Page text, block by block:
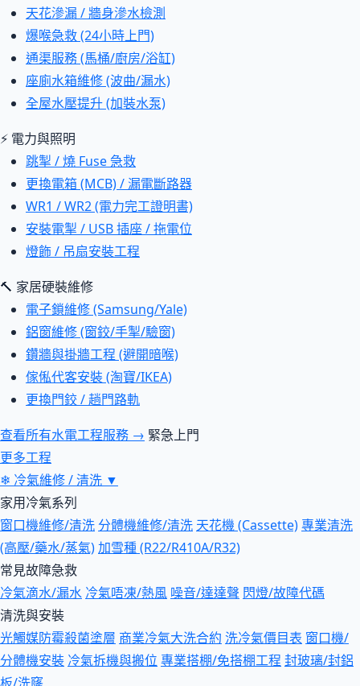
天花滲漏 / 牆身滲水檢測
爆喉急救 (24小時上門)
通渠服務 (馬桶/廚房/浴缸)
座廁水箱維修 (波曲/漏水)
全屋水壓提升 (加裝水泵)
⚡ 電力與照明
跳掣 / 燒 Fuse 急救
更換電箱 (MCB) / 漏電斷路器
WR1 / WR2 (電力完工證明書)
安裝電掣 / USB 插座 / 拖電位
燈飾 / 吊扇安裝工程
🔨 家居硬裝維修
電子鎖維修 (Samsung/Yale)
鋁窗維修 (窗鉸/手掣/驗窗)
鑽牆與掛牆工程 (避開暗喉)
傢俬代客安裝 (淘寶/IKEA)
更換門鉸 / 趟門路軌
查看所有水電工程服務 → 緊急上門
更多工程
❄ 冷氣維修 / 清洗 ▼
家用冷氣系列
窗口機維修/清洗 分體機維修/清洗 天花機 (Cassette)專業清洗
(高壓/藥水/蒸氣)加雪種 (R22/R410A/R32)
常見故障急救
冷氣滴水/漏水 冷氣唔凍/熱風 噪音/達達聲 閃燈/故障代碼
清洗與安裝
光觸媒防霉殺菌塗層 商業冷氣大洗合約 洗冷氣價目表 窗口機/
分體機安裝 冷氣拆機與搬位 專業搭棚/免搭棚工程 封玻璃/封鋁